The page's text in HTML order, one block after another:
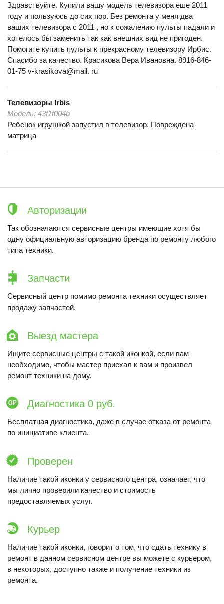
Здравствуйте. Купили вашу модель телевизора еше 2011
году и пользуюсь до сих пор. Без ремонта у меня два
ваших телевизора с 2011 , но к сожалению пульты падали и
хотелось бы заменить так как внешних вид не пригоден.
Помогите купить пульты к прекрасному телевизору Ирбис.
Спасибо за качество. Красикова Вера Ивановна. 8916-846-
01-75 v-krasikova@mail. ru
Телевизоры Irbis
Модель: 43f1t004b
Ребенок игрушкой запустил в телевизор. Повреждена
матрица
Авторизации
Так обозначаются сервисные центры имеющие хотя бы
одну официальную авторизацию бренда по ремонту любого
типа техники.
Запчасти
Сервисный центр помимо ремонта техники осуществляет
продажу запчастей.
Выезд мастера
Ищите сервисные центры с такой иконкой, если вам
необходимо, чтобы мастер приехал к вам и произвел
ремонт техники на дому.
Диагностика 0 руб.
Бесплатная диагностика, даже в случае отказа от ремонта
по инициативе клиента.
Проверен
Наличие такой иконки у сервисного центра, означает, что
мы лично проверили качество и стоимость
предоставляемых услуг.
Курьер
Наличие такой иконки, говорит о том, что сдать технику в
ремонт в данном сервисном центре вы можете с курьером,
в некоторых, доступно также и получение техники из
ремонта.